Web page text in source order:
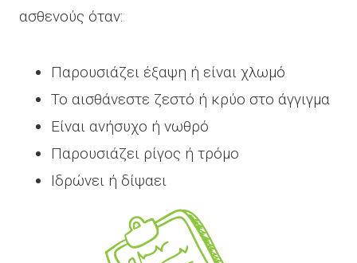
ασθενούς όταν:
Παρουσιάζει έξαψη ή είναι χλωμό
Το αισθάνεστε ζεστό ή κρύο στο άγγιγμα
Είναι ανήσυχο ή νωθρό
Παρουσιάζει ρίγος ή τρόμο
Ιδρώνει ή δίψαει